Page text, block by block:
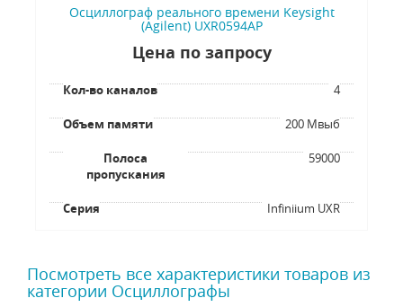
Осциллограф реального времени Keysight
(Agilent) UXR0594AP
Цена по запросу
Кол-во каналов 4
Объем памяти 200 Мвыб
Полоса
пропускания
59000
Серия Infiniium UXR
Посмотреть все характеристики товаров из
категории Осциллографы